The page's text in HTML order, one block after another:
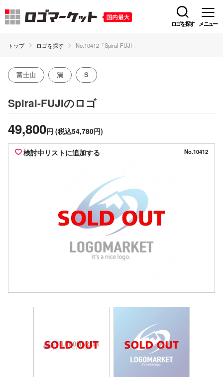
ロゴを探す メニュー
トップ ロゴを探す No.10412「Spiral-FUJI」
富士山 渦 S
Spiral-FUJIのロゴ
49,800円 (税込54,780円)
検討中リストに追加する No.10412